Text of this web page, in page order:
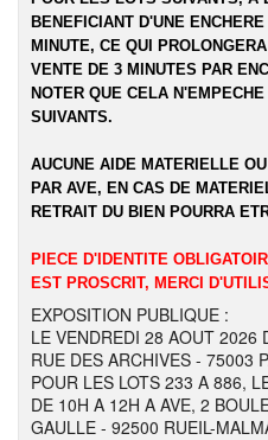
BENEFICIANT D'UNE
MINUTE, CE QUI
VENTE DE 3 MINUTES PAR
NOTER QUE CELA
SUIVANTS.
AUCUNE AIDE MATERIELLE
PAR AVE, EN CAS DE
RETRAIT DU BIEN POURRA
PIECE D'IDENTITE
EST PROSCRIT, MERCI
EXPOSITION PUBLIQUE :
LE VENDREDI 28 AOUT 2026
RUE DES ARCHIVES - 75003
POUR LES LOTS 233 A 886,
DE 10H A 12H A AVE, 2
GAULLE - 92500 RUEIL-